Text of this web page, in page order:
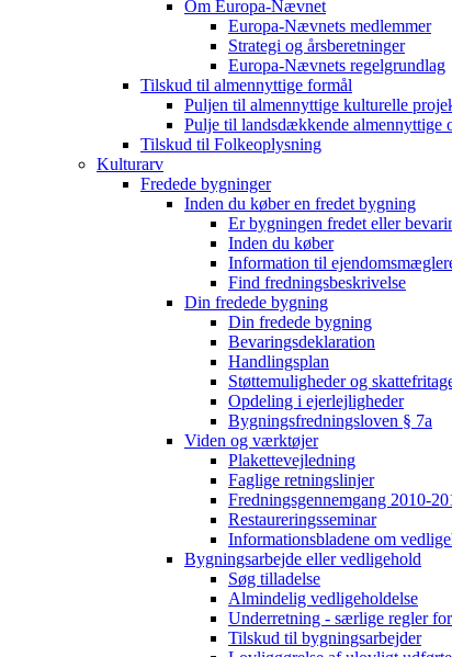
Om Europa-Nævnet
Europa-Nævnets medlemmer
Strategi og årsberetninger
Europa-Nævnets regelgrundlag
Tilskud til almennyttige formål
Puljen til almennyttige kulturelle
Pulje til landsdækkende almennyttige
Tilskud til Folkeoplysning
Kulturarv
Fredede bygninger
Inden du køber en fredet bygning
Er bygningen fredet eller
Inden du køber
Information til
Find fredningsbeskrivelse
Din fredede bygning
Din fredede bygning
Bevaringsdeklaration
Handlingsplan
Støttemuligheder og
Opdeling i ejerlejligheder
Bygningsfredningsloven § 7a
Viden og værktøjer
Plakettevejledning
Faglige retningslinjer
Fredningsgennemgang 2010-
Restaureringsseminar
Informationsbladene om
Bygningsarbejde eller vedligehold
Søg tilladelse
Almindelig vedligeholdelse
Underretning - særlige regler
Tilskud til bygningsarbejder